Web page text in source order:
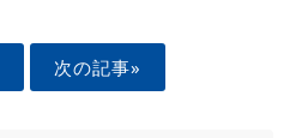
次の記事»